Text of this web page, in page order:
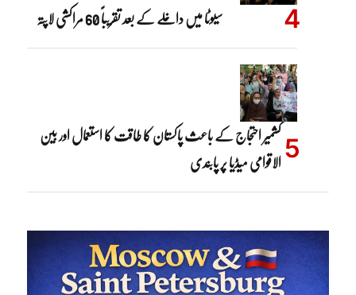
سیوٹا میں داخلے کے بعد تقریباً 60 مراکشی لاپتہ
کشمیر احتجاج کے باعث پاکستان کا طاقت کا استعمال اور بین
الاقوامی میڈیا پر پابندی